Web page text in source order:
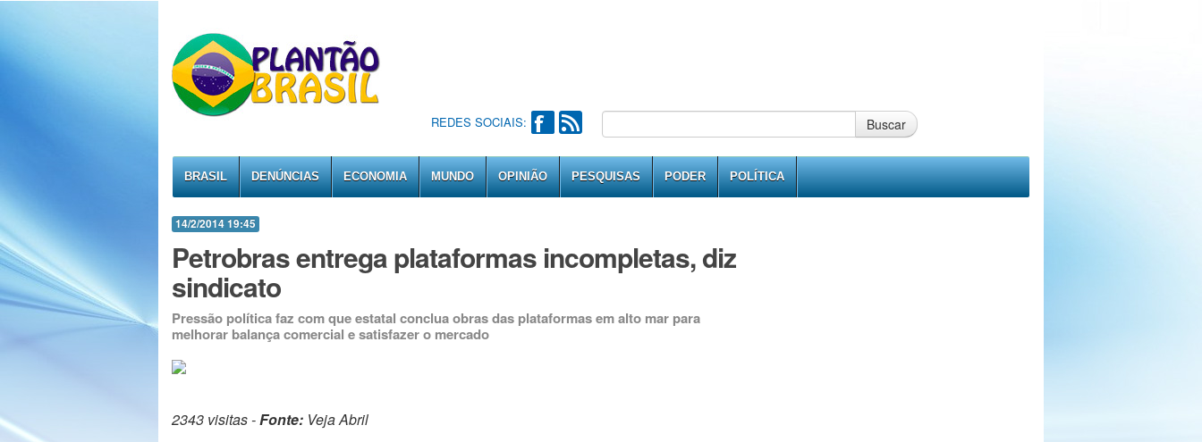
REDES SOCIAIS: Buscar
BRASIL DENÚNCIAS ECONOMIA MUNDO OPINIÃO PESQUISAS PODER POLÍTICA
14/2/2014 19:45
Petrobras entrega plataformas incompletas, diz
sindicato
Pressão política faz com que estatal conclua obras das plataformas em alto mar para
melhorar balança comercial e satisfazer o mercado
2343 visitas -Fonte: Veja Abril